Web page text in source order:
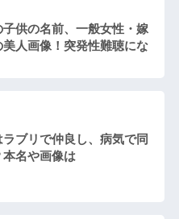
供の名前、一般女性・嫁
美人画像！突発性難聴にな
ブリで仲良し、病気で同
名や画像は